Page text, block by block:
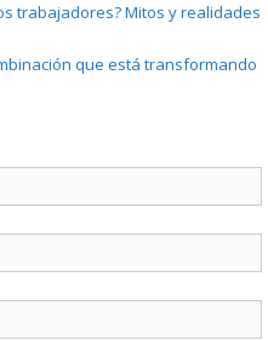
trabajadores? Mitos y realidades
que está transformando